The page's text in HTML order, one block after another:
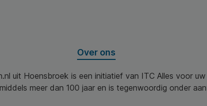
Over ons
uit Hoensbroek is een initiatief van ITC Alles voor
meer dan 100 jaar en is tegenwoordig onder